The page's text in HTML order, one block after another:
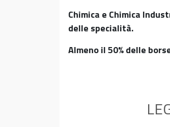
Chimica e Chimica
delle specialità.
Almeno il 50% delle